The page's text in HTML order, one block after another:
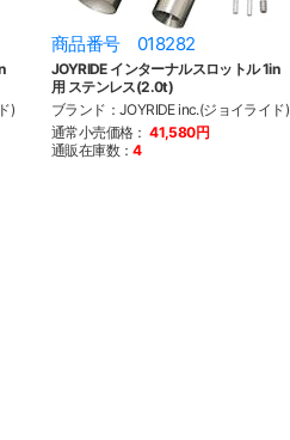
)
商品番号 018282
JOYRIDE インターナルスロットル 1in
用 ステンレス(2.0t)
ブランド：JOYRIDE inc.(ジョイライド)
通常小売価格： 41,580円
通販在庫数：4